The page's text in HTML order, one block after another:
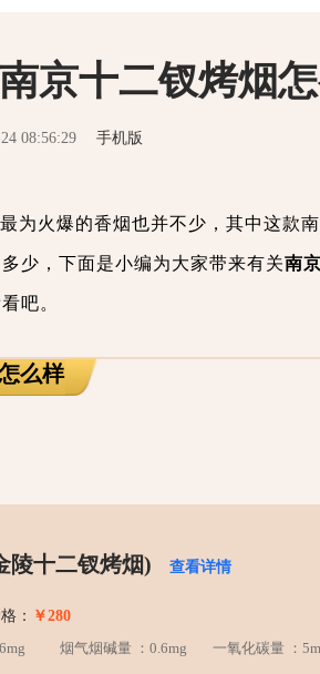
京十二钗烤烟
08:56:29 手机版
为火爆的香烟也并不少，其中这款
少，下面是小编为大家带来有关南
吧。
么样
陵十二钗烤烟) 查看详情
：
￥280
烟气烟碱量 ：0.6mg 一氧化碳量 ：